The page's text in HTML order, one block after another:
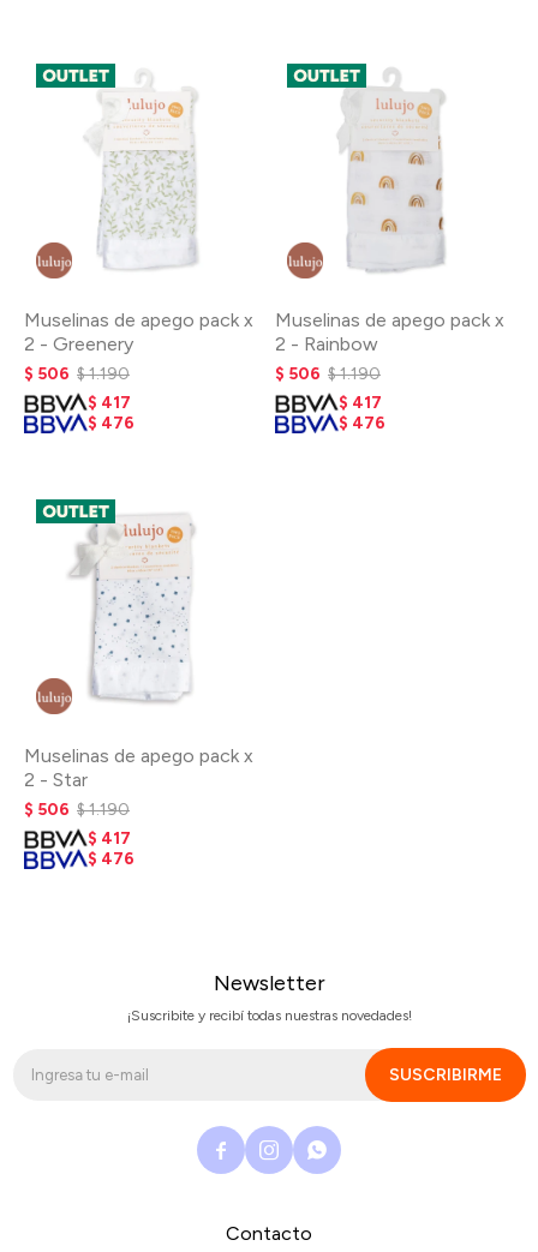
Muselinas de apego pack x
2 - Greenery
$ 506 $1.190
$ 417
$ 476
Muselinas de apego pack x
2 - Rainbow
$ 506 $1.190
$ 417
$ 476
Muselinas de apego pack x
2 - Star
$ 506 $1.190
$ 417
$ 476
Contacto
Newsletter
¡Suscribite y recibí todas nuestras novedades!
SUSCRIBIRME
  